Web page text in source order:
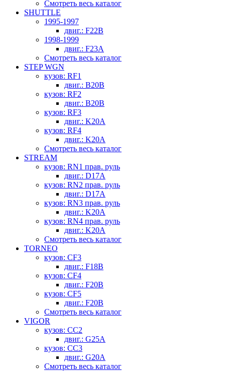
Смотреть весь каталог
SHUTTLE
1995-1997
двиг.: F22B
1998-1999
двиг.: F23A
Смотреть весь каталог
STEP WGN
кузов: RF1
двиг.: B20B
кузов: RF2
двиг.: B20B
кузов: RF3
двиг.: K20A
кузов: RF4
двиг.: K20A
Смотреть весь каталог
STREAM
кузов: RN1 прав. руль
двиг.: D17A
кузов: RN2 прав. руль
двиг.: D17A
кузов: RN3 прав. руль
двиг.: K20A
кузов: RN4 прав. руль
двиг.: K20A
Смотреть весь каталог
TORNEO
кузов: CF3
двиг.: F18B
кузов: CF4
двиг.: F20B
кузов: CF5
двиг.: F20B
Смотреть весь каталог
VIGOR
кузов: CC2
двиг.: G25A
кузов: CC3
двиг.: G20A
Смотреть весь каталог